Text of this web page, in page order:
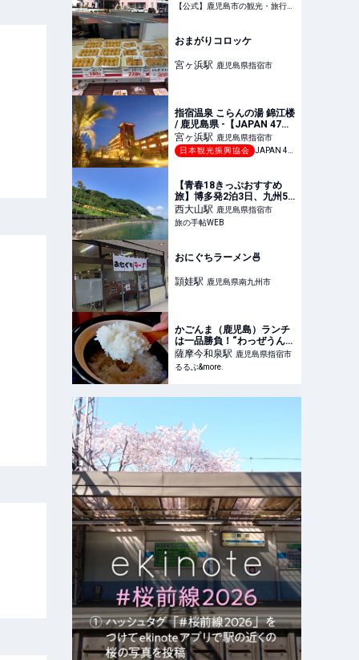
【公式】鹿児島市の観光・旅行情報サイト｜かごしま市観光ナビ
おまがりコロッケ
宮ヶ浜駅 鹿児島県指宿市
指宿温泉 こらんの湯 錦江楼
/ 鹿児島県 -【JAPAN 47
GO】
宮ヶ浜駅 鹿児島県指宿市
日本観光振興協会
JAPAN 47 GO
【青春18きっぷおすすめ
旅】博多発2泊3日、九州5
県をぐるりと回って指宿＆
日本最南端駅・西大山を目
指す（日豊本線・指宿枕崎
西大山駅 鹿児島県指宿市
旅の手帖WEB
おにぐちラーメン🍜
頴娃駅 鹿児島県南九州市
かごんま（鹿児島）ランチ
は一品勝負！“わっぜうんま
か”土鍋ごはん｜るるぶ
&more.
薩摩今和泉駅 鹿児島県指宿市
るるぶ&more.